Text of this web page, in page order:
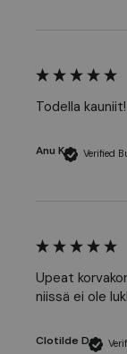
Verified
Anu K
Todella kauniit!
Clotilde D
Upeat
niissä ei ole